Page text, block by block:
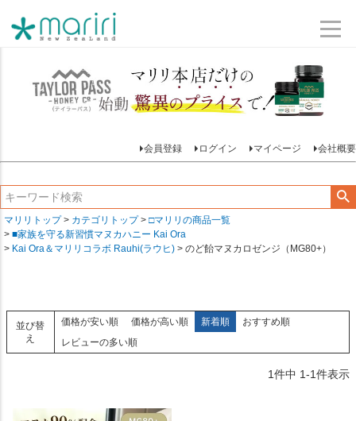
会員登録 ログイン マイページ 会社概要
マリリトップ カテゴリトップ
□マリリの商品一覧
■家族を守る新習慣マヌカハニー Kai Ora
Kai Ora＆マリリコラボ Rauhi(ラウヒ)
のど飴マヌカロゼンジ（MG80+）
並び替
え
価格が安い順 価格が高い順 新着順
おすすめ順
レビューの多い順
1件中 1-1件表示